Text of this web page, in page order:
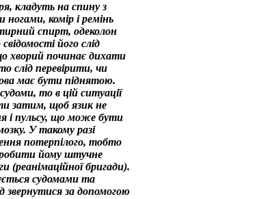
кладуть на спину з
комір і ремінь
спирт, одеколон
його слід
хворий починає дихати
слід перевірити, чи
має бути піднятою.
то в цій ситуації
затим, щоб язик не
і пульсу, що може бути
У такому разі
потерпілого, тобто
йому штучне
(реанімаційної бригади).
судомами та
звернутися за допомогою